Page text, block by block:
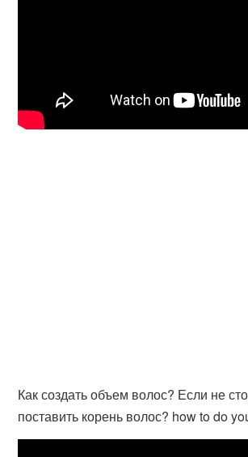
Как создать объем волос? Если не
поставить корень волос? how to do